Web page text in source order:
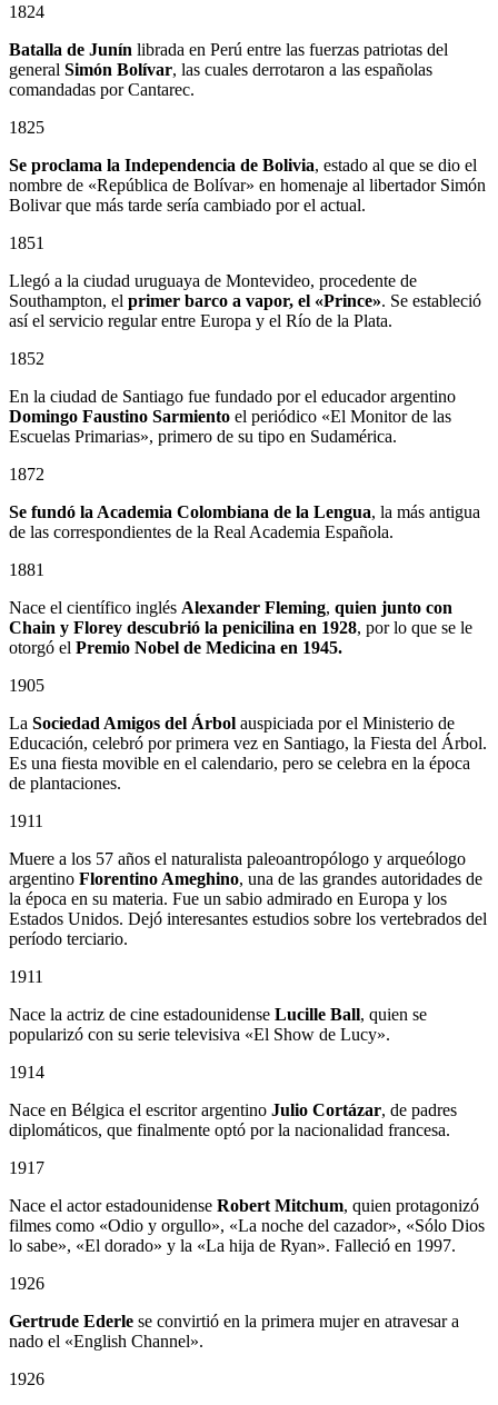
1824
Batalla de Junín librada en Perú entre las fuerzas patriotas del
general Simón Bolívar, las cuales derrotaron a las españolas
comandadas por Cantarec.
1825
Se proclama la Independencia de Bolivia, estado al que se dio el
nombre de «República de Bolívar» en homenaje al libertador Simón
Bolivar que más tarde sería cambiado por el actual.
1851
Llegó a la ciudad uruguaya de Montevideo, procedente de
Southampton, el primer barco a vapor, el «Prince». Se estableció
así el servicio regular entre Europa y el Río de la Plata.
1852
En la ciudad de Santiago fue fundado por el educador argentino
Domingo Faustino Sarmiento el periódico «El Monitor de las
Escuelas Primarias», primero de su tipo en Sudamérica.
1872
Se fundó la Academia Colombiana de la Lengua, la más antigua
de las correspondientes de la Real Academia Española.
1881
Nace el científico inglés Alexander Fleming, quien junto con
Chain y Florey descubrió la penicilina en 1928, por lo que se le
otorgó el Premio Nobel de Medicina en 1945.
1905
La Sociedad Amigos del Árbol auspiciada por el Ministerio de
Educación, celebró por primera vez en Santiago, la Fiesta del Árbol.
Es una fiesta movible en el calendario, pero se celebra en la época
de plantaciones.
1911
Muere a los 57 años el naturalista paleoantropólogo y arqueólogo
argentino Florentino Ameghino, una de las grandes autoridades de
la época en su materia. Fue un sabio admirado en Europa y los
Estados Unidos. Dejó interesantes estudios sobre los vertebrados del
período terciario.
1911
Nace la actriz de cine estadounidense Lucille Ball, quien se
popularizó con su serie televisiva «El Show de Lucy».
1914
Nace en Bélgica el escritor argentino Julio Cortázar, de padres
diplomáticos, que finalmente optó por la nacionalidad francesa.
1917
Nace el actor estadounidense Robert Mitchum, quien protagonizó
filmes como «Odio y orgullo», «La noche del cazador», «Sólo Dios
lo sabe», «El dorado» y la «La hija de Ryan». Falleció en 1997.
1926
Gertrude Ederle se convirtió en la primera mujer en atravesar a
nado el «English Channel».
1926